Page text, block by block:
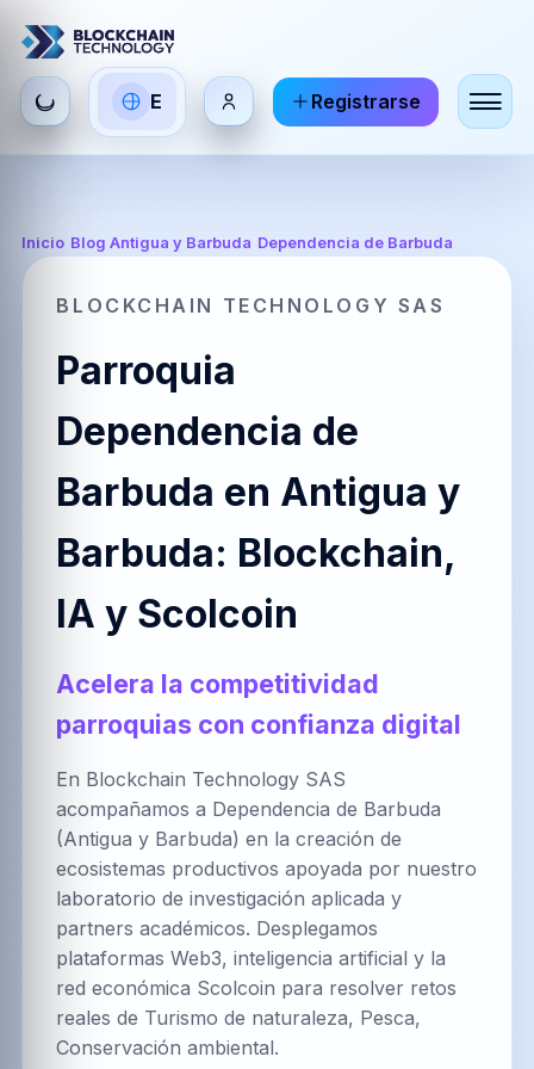
Seleccionar
idioma
E
ES
Español English
FR
Français
HI DE RU
ZH
العربية Brezhoneg 한국어
Português
Nederlands
FA
فارسی
ZH-CN
TR
Türkçe
UK
Українська
PL
Polski
Registrarse
Inicio/ Blog Antigua y Barbuda Dependencia de Barbuda
BLOCKCHAIN TECHNOLOGY SAS
Parroquia
Dependencia de
Barbuda en Antigua y
Barbuda: Blockchain,
IA y Scolcoin
Acelera la competitividad
parroquias con confianza digital
En Blockchain Technology SAS
acompañamos a Dependencia de Barbuda
(Antigua y Barbuda) en la creación de
ecosistemas productivos apoyada por nuestro
laboratorio de investigación aplicada y
partners académicos. Desplegamos
plataformas Web3, inteligencia artificial y la
red económica Scolcoin para resolver retos
reales de Turismo de naturaleza, Pesca,
Conservación ambiental.